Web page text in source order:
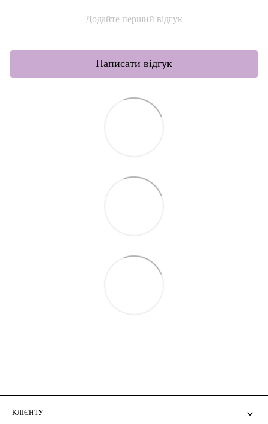
Додайте перший відгук
Написати відгук
КЛІЄНТУ